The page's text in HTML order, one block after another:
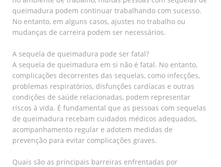
queimadura podem continuar trabalhando com sucesso.
No entanto, em alguns casos, ajustes no trabalho ou
mudanças de carreira podem ser necessários.
A sequela de queimadura pode ser fatal?
A sequela de queimadura em si não é fatal. No entanto,
complicações decorrentes das sequelas, como infecções,
problemas respiratórios, disfunções cardíacas e outras
condições de saúde relacionadas, podem representar
riscos à vida. É fundamental que as pessoas com sequelas
de queimadura recebam cuidados médicos adequados,
acompanhamento regular e adotem medidas de
prevenção para evitar complicações graves.
Quais são as principais barreiras enfrentadas por